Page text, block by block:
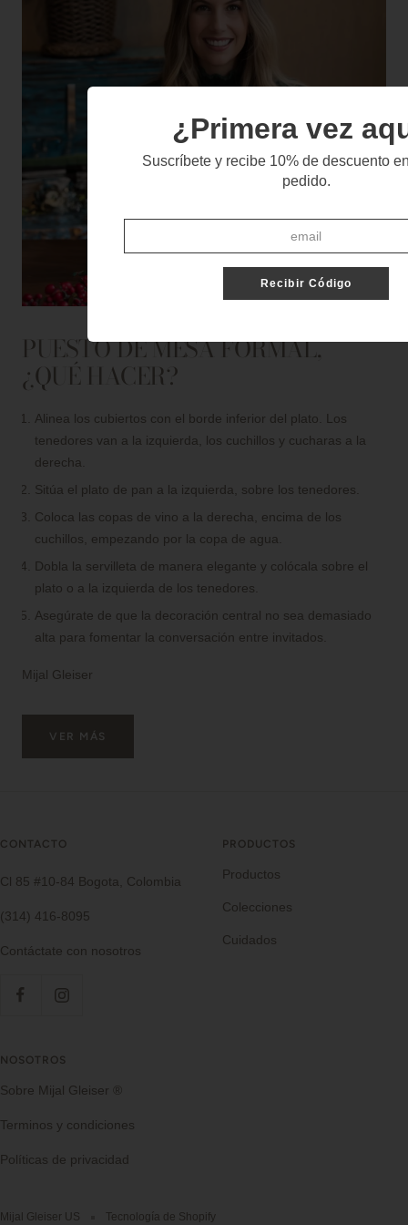
PUESTO DE MESA FORMAL,
¿QUÉ HACER?
Alinea los cubiertos con el borde inferior del plato. Los
tenedores van a la izquierda, los cuchillos y cucharas a la
derecha.
Sitúa el plato de pan a la izquierda, sobre los tenedores.
Coloca las copas de vino a la derecha, encima de los
cuchillos, empezando por la copa de agua.
Dobla la servilleta de manera elegante y colócala sobre el
plato o a la izquierda de los tenedores.
Asegúrate de que la decoración central no sea demasiado
alta para fomentar la conversación entre invitados.
Mijal Gleiser
VER MÁS
CONTACTO
Cl 85 #10-84 Bogota, Colombia
(314) 416-8095
Contáctate con nosotros
PRODUCTOS
Productos
Colecciones
Cuidados
NOSOTROS
Sobre Mijal Gleiser ®
Terminos y condiciones
Políticas de privacidad
Mijal Gleiser US Tecnología de Shopify
¿Primera vez
Suscríbete y recibe 10% de descuento
pedido.
Recibir Código